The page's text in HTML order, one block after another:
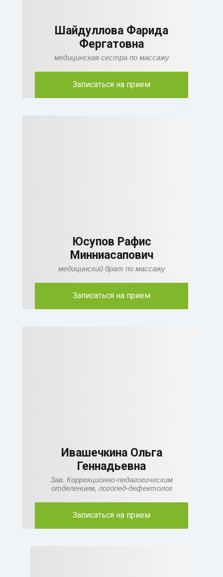
Шайдуллова Фарида
Фергатовна
медицинская сестра по массажу
Записаться на прием
Юсупов Рафис
Минниасапович
медицинский брат по массажу
Записаться на прием
Ивашечкина Ольга
Геннадьевна
Зав. Коррекционно-педагогическим
отделением, логопед-дефектолог
Записаться на прием